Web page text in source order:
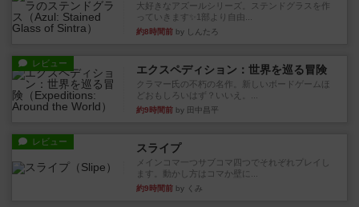
大好きなアズールシリーズ。ステンドグラスを作
っていきます✨1部より自由...
約8時間前 by しんたろ
レビュー エクスペディション：世界を巡る冒険
クラマー氏の不朽の名作。新しいボードゲームほ
どおもしろいはず？いいえ。...
約9時間前 by 田中昌平
レビュー スライプ
メインコマ一つサブコマ四つでそれぞれプレイし
ます。動かし方はコマか壁に...
約9時間前 by くみ